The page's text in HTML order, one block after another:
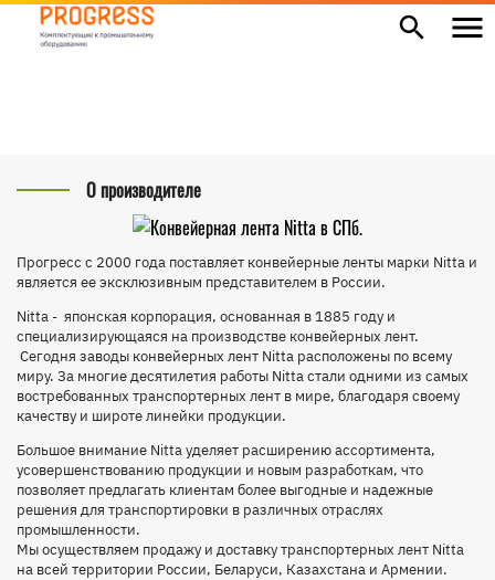
О производителе
Прогресс с 2000 года поставляет конвейерные ленты марки Nitta и
является ее эксклюзивным представителем в России.
Nitta - японская корпорация, основанная в 1885 году и
специализирующаяся на производстве конвейерных лент.
Сегодня заводы конвейерных лент Nitta расположены по всему
миру. За многие десятилетия работы Nitta стали одними из самых
востребованных транспортерных лент в мире, благодаря своему
качеству и широте линейки продукции.
Большое внимание Nitta уделяет расширению ассортимента,
усовершенствованию продукции и новым разработкам, что
позволяет предлагать клиентам более выгодные и надежные
решения для транспортировки в различных отраслях
промышленности.
Мы осуществляем продажу и доставку транспортерных лент Nitta
на всей территории России, Беларуси, Казахстана и Армении.